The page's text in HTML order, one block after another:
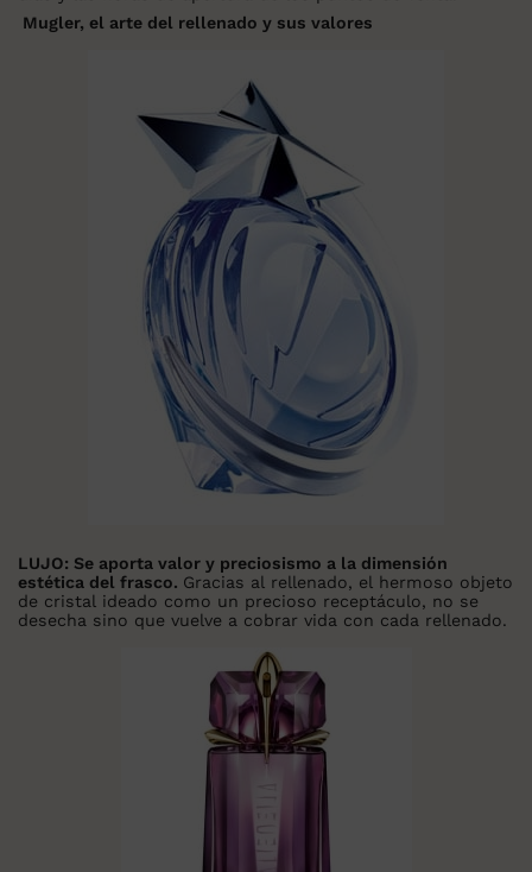
Mugler, el arte del rellenado y sus valores
LUJO: Se aporta valor y preciosismo a la dimensión
estética del frasco. Gracias al rellenado, el hermoso objeto
de cristal ideado como un precioso receptáculo, no se
desecha sino que vuelve a cobrar vida con cada rellenado.